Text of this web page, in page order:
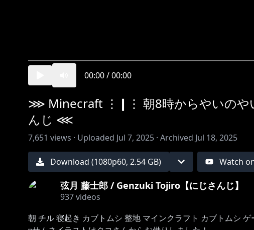
00:00/00:00
⋙ Minecraft ⋮❙⋮ 朝8時からやいのや
んじ ⋘
7,651 views · Uploaded Jul 7, 2025 · Archived Jul 18, 2025
Download (1080p60, 2.54 GB) Watch
弦月 藤士郎 / Genzuki Tojiro【にじさんじ】
937videos
朝 チル 寝起き カブトムシ 整地 マインクラフト カブトムシ